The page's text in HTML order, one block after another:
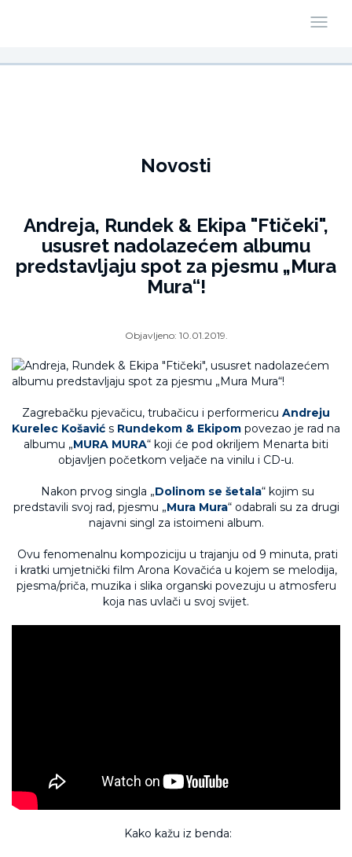
Novosti
Andreja, Rundek & Ekipa "Ftičeki",
ususret nadolazećem albumu
predstavljaju spot za pjesmu „Mura
Mura“!
Objavljeno: 10.01.2019.
Zagrebačku pjevačicu, trubačicu i performericu Andreju
Kurelec Košavić s Rundekom & Ekipom povezao je rad na
albumu „MURA MURA“ koji će pod okriljem Menarta biti
objavljen početkom veljače na vinilu i CD-u.
Nakon prvog singla „Dolinom se šetala“ kojim su
predstavili svoj rad, pjesmu „Mura Mura“ odabrali su za drugi
najavni singl za istoimeni album.
Ovu fenomenalnu kompoziciju u trajanju od 9 minuta, prati
i kratki umjetnički film Arona Kovačića u kojem se melodija,
pjesma/priča, muzika i slika organski povezuju u atmosferu
koja nas uvlači u svoj svijet.
Kako kažu iz benda: